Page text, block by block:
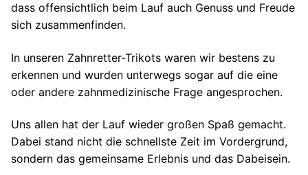
dass offensichtlich beim Lauf auch Genuss und Freude
sich zusammenfinden.
In unseren Zahnretter-Trikots waren wir bestens zu
erkennen und wurden unterwegs sogar auf die eine
oder andere zahnmedizinische Frage angesprochen.
Uns allen hat der Lauf wieder großen Spaß gemacht.
Dabei stand nicht die schnellste Zeit im Vordergrund,
sondern das gemeinsame Erlebnis und das Dabeisein.